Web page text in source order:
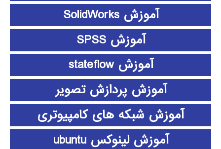
آموزش SolidWorks
آموزش SPSS
آموزش stateflow
آموزش پردازش تصویر
آموزش شبکه های کامپیوتری
آموزش لینوکس ubuntu